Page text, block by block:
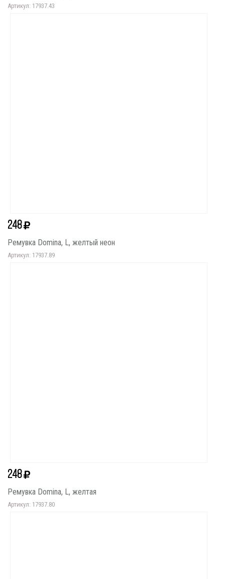
Артикул: 17937.43
248
Ремувка Domina, L, желтый неон
Артикул: 17937.89
248
Ремувка Domina, L, желтая
Артикул: 17937.80